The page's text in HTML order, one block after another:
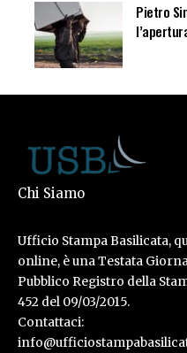
Pietro
Chi Siamo
Ufficio Stampa Basilicata,
online, è una Testata
Pubblico Registro della
452 del 09/03/2015.
Contattaci: